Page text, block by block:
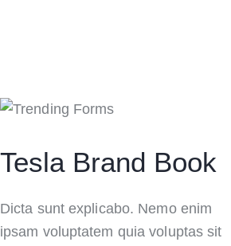
Tesla Brand Book
Dicta sunt explicabo. Nemo enim
ipsam voluptatem quia voluptas sit